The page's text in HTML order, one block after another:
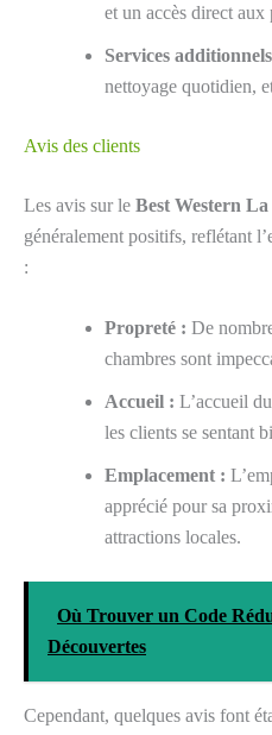
et un accès direct
Services
nettoyage quotidien,
Avis des clients
Les avis sur le Best Western
généralement positifs, reflétant
:
Propreté : De
chambres sont
Accueil : L’accueil
les clients se sentant
Emplacement :
apprécié pour sa
attractions locales.
Où Trouver un Code
Découvertes
Cependant, quelques avis font